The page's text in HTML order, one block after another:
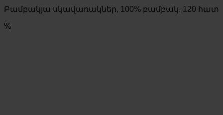
was:
is:
Բամբակյա սկավառակներ, 100% բամբակ, 120 հատ
%